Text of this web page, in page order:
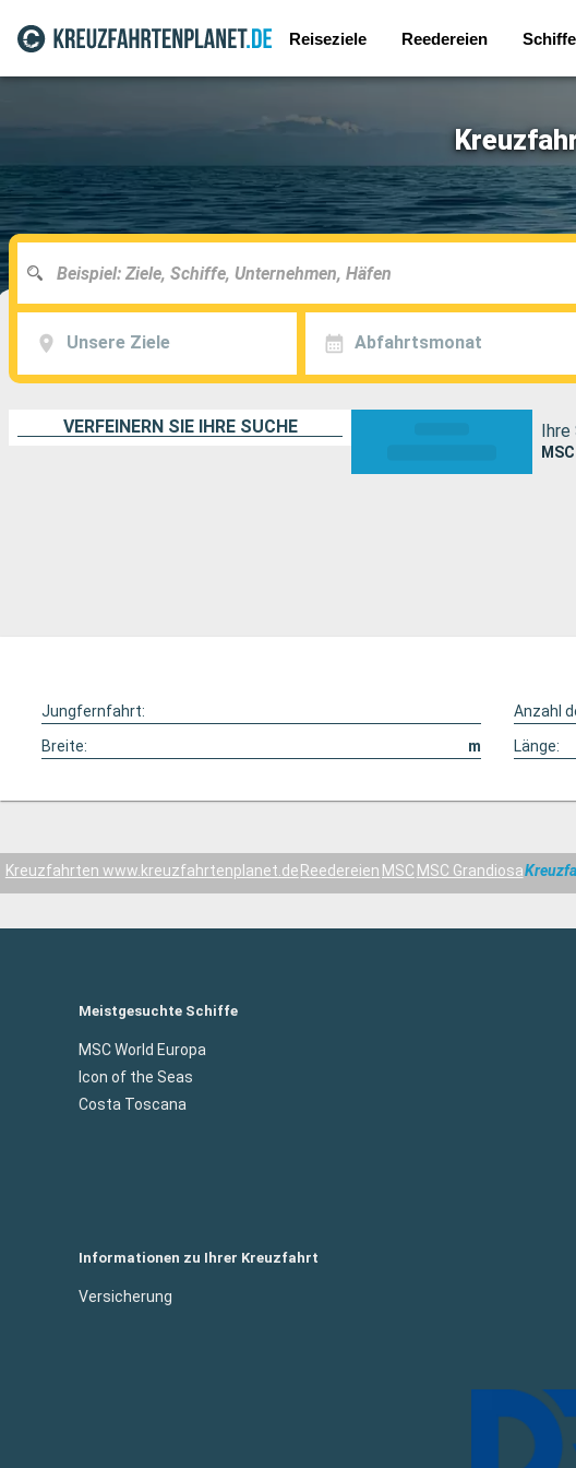
Reiseziele Reedereien Schiffe
Unsere Ziele Abfahrtsmonat
VERFEINERN SIE IHRE SUCHE Ihre
Jungfernfahrt: Anzahl
Breite:
m Länge:
Kreuzfahrten www.kreuzfahrtenplanet.de Reedereien MSC MSC Grandiosa
Meistgesuchte Schiffe
MSC World Europa
Icon of the Seas
Costa Toscana
Informationen zu Ihrer Kreuzfahrt
Versicherung